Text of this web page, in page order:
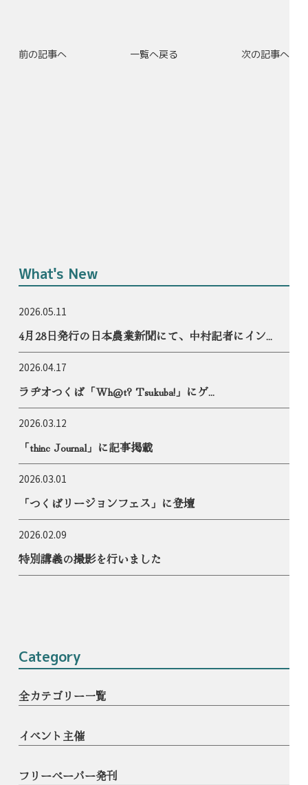
前の記事へ 一覧へ戻る 次の記事へ
What's New
2026.05.11
4月28日発行の日本農業新聞にて、中村記者にイン...
2026.04.17
ラヂオつくば「Wh@t? Tsukuba!」にゲ...
2026.03.12
「thinc Journal」に記事掲載
2026.03.01
「つくばリージョンフェス」に登壇
2026.02.09
特別講義の撮影を行いました
Category
全カテゴリー一覧
イベント主催
フリーペーパー発刊